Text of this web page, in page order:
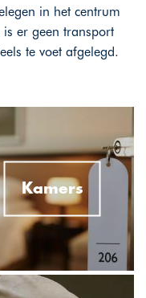
in het centrum
is er geen transport
te voet afgelegd.
Kamers